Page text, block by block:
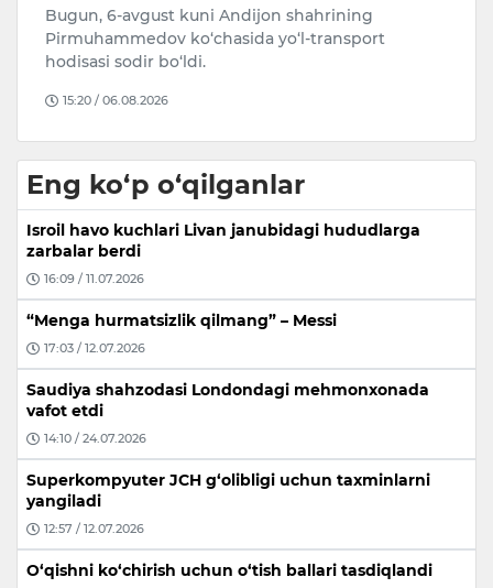
Yangi 2026/2027-o‘quv yili uchun 1-sinfga qabul
qilinayotgan o‘quvchilarga mo‘ljallangan
“Prezident sovg‘alari”ni hududlarga…
17:33 / 05.08.2026
Eng ko‘p o‘qilganlar
Isroil havo kuchlari Livan janubidagi hududlarga
zarbalar berdi
16:09 / 11.07.2026
“Menga hurmatsizlik qilmang” – Messi
17:03 / 12.07.2026
Saudiya shahzodasi Londondagi mehmonxonada
vafot etdi
14:10 / 24.07.2026
Superkompyuter JCH g‘olibligi uchun taxminlarni
yangiladi
12:57 / 12.07.2026
O‘qishni ko‘chirish uchun o‘tish ballari tasdiqlandi